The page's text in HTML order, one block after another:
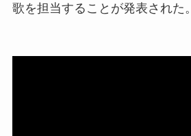
歌を担当することが発表された。